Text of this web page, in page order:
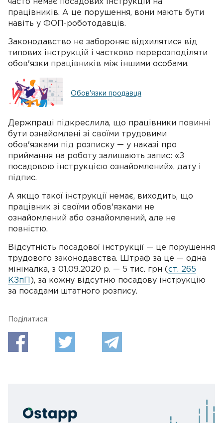
часто немає посадових інструкцій на
працівників. А це порушення, вони мають бути
навіть у ФОП-роботодавців.
Законодавство не забороняє відхилятися від
типових інструкцій і частково перерозподіляти
обов'язки працівників між іншими особами.
Обов'язки продавця
Держпраці підкреслила, що працівники повинні
бути ознайомлені зі своїми трудовими
обов'язками під розписку — у наказі про
приймання на роботу залишають запис: «З
посадовою інструкцією ознайомлений», дату і
підпис.
А якщо такої інструкції немає, виходить, що
працівник зі своїми обов'язками не
ознайомлений або ознайомлений, але не
повністю.
Відсутність посадової інструкції — це порушення
трудового законодавства. Штраф за це — одна
мінімалка, з 01.09.2020 р. — 5 тис. грн ( ст. 265
КЗпП
), за кожну відсутню посадову інструкцію
за посадами штатного розпису.
Поділитися: